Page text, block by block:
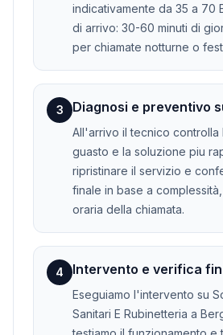
indicativamente da 35 a 70
di arrivo: 30-60 minuti di
per chiamate notturne o
3 Diagnosi e preventivo
All'arrivo il tecnico controlla
guasto e la soluzione piu
ripristinare il servizio e
finale in base a
oraria della chiamata.
4 Intervento e verifica
Eseguiamo l'intervento su
Sanitari E Rubinetteria a